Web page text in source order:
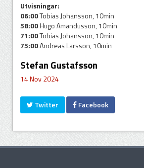
Utvisningar:
06:00Tobias Johansson, 10min
58:00Hugo Amandusson, 10min
71:00Tobias Johansson, 10min
75:00Andreas Larsson, 10min
Stefan Gustafsson
14 Nov 2024
Twitter Facebook